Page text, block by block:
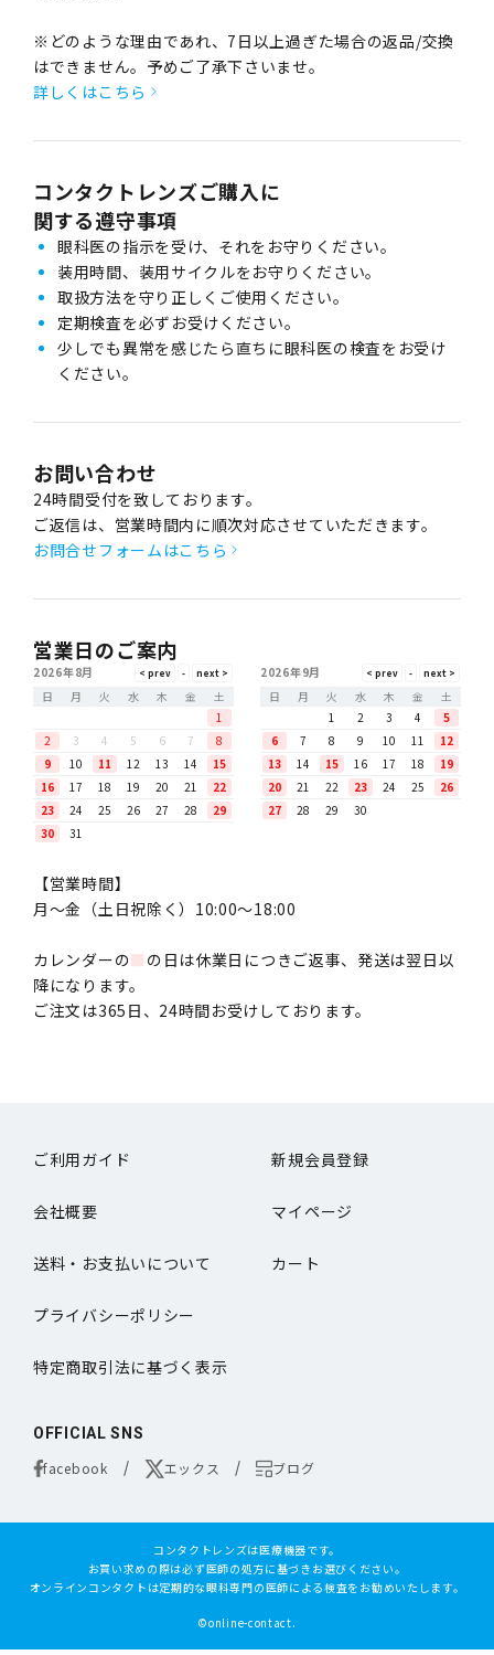
※どのような理由であれ、7日以上過ぎた場合の返品/交換
はできません。予めご了承下さいませ。
詳しくはこちら
コンタクトレンズご購入に
関する遵守事項
眼科医の指示を受け、それをお守りください。
装用時間、装用サイクルをお守りください。
取扱方法を守り正しくご使用ください。
定期検査を必ずお受けください。
少しでも異常を感じたら直ちに眼科医の検査をお受け
ください。
お問い合わせ
24時間受付を致しております。
ご返信は、営業時間内に順次対応させていただきます。
お問合せフォームはこちら
営業日のご案内
2026年8月
日
月 火 水 木 金
土
1
2
3 4 5 6 7
8
9
10 11 12 13 14
15
16
17 18 19 20 21
22
23
24 25 26 27 28
29
30
31
2026年9月
日
月 火 水 木 金
土
1
2 3 4
5
6
7 8 9 10 11
12
13
14 15 16 17 18
19
20
21 22 23 24 25
26
27
28 29 30
【営業時間】
月〜金（土日祝除く）10:00～18:00
カレンダーの■ の日は休業日につきご返事、発送は翌日以
降になります。
ご注文は365日、24時間お受けしております。
ご利用ガイド 新規会員登録
会社概要 マイページ
送料・お支払いについて カート
プライバシーポリシー
特定商取引法に基づく表示
OFFICIAL SNS
facebook エックス ブログ
コンタクトレンズは医療機器です。
お買い求めの際は必ず医師の処方に基づきお選びください。
オンラインコンタクトは定期的な眼科専門の医師による検査をお勧めいたします。
©online-contact.